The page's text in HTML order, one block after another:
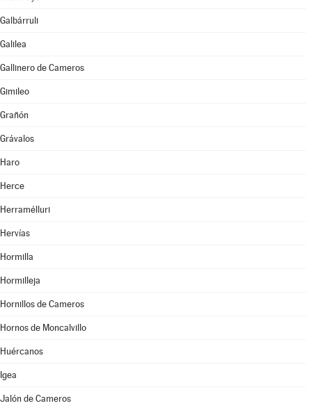
Galbárruli
Galilea
Gallinero de Cameros
Gimileo
Grañón
Grávalos
Haro
Herce
Herramélluri
Hervías
Hormilla
Hormilleja
Hornillos de Cameros
Hornos de Moncalvillo
Huércanos
Igea
Jalón de Cameros